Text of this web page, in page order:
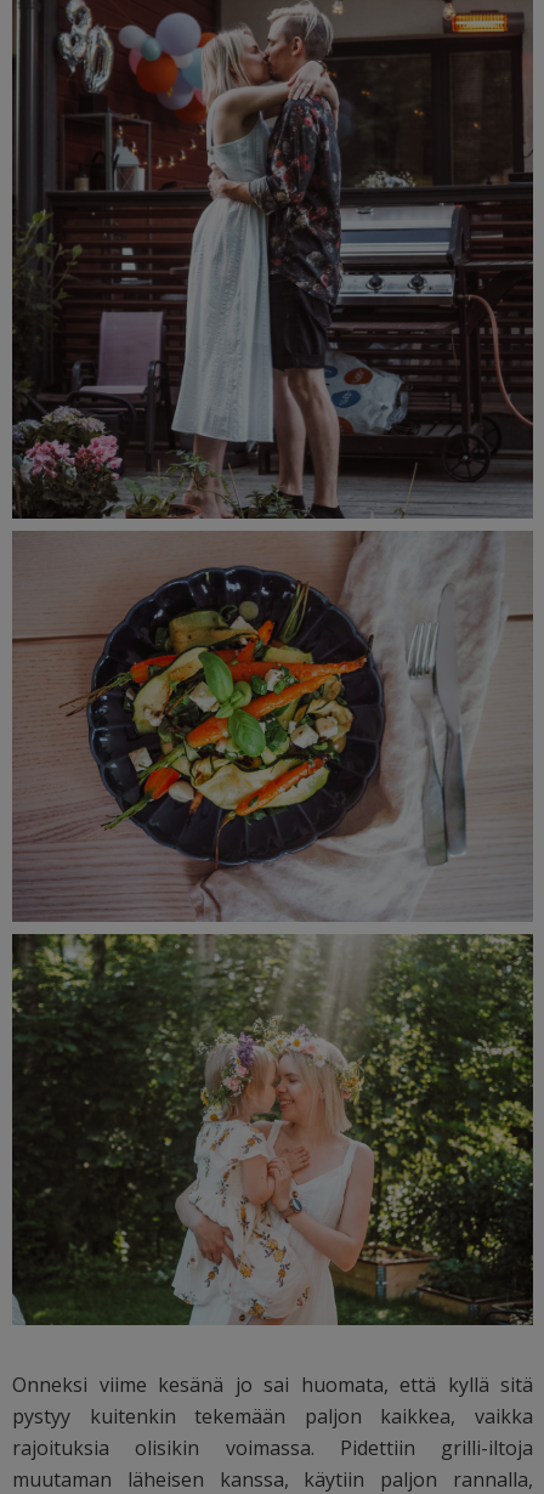
Onneksi viime kesänä jo sai huomata, että kyllä sitä
pystyy kuitenkin tekemään paljon kaikkea, vaikka
rajoituksia olisikin voimassa. Pidettiin grilli-iltoja
muutaman läheisen kanssa, käytiin paljon rannalla,